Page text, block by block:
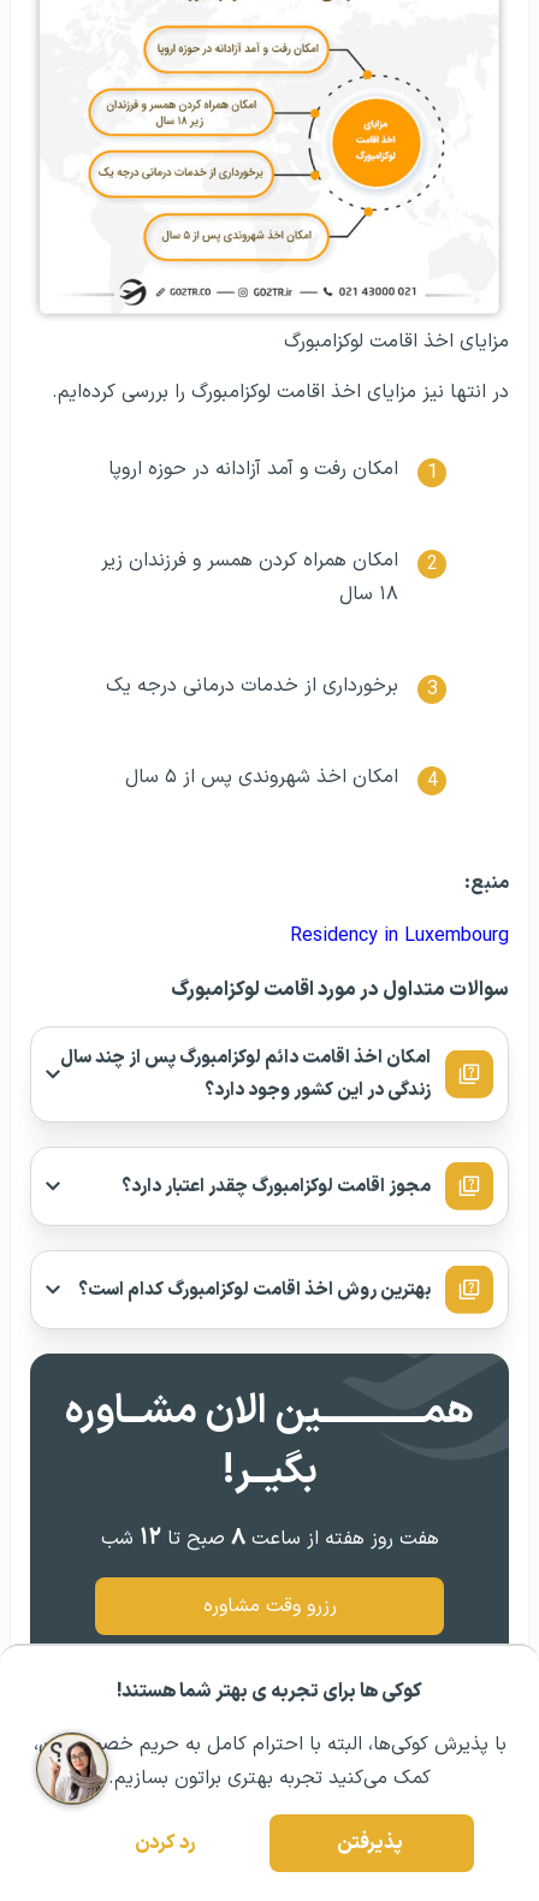
کوکی ها برای تجربه ی بهتر شما هستند!
با پذیرش کوکی‌ها، البته با احترام کامل به حریم خصوصیتون،
کمک می‌کنید تجربه بهتری براتون بسازیم.
پذیرفتن رد کردن
مشــاوره اولیه رایگان: ۰۲۱ ۴۳۰۰۰ ۰۲۱ رزرو مشاوره تخصصی
مزایای اخذ اقامت لوکزامبورگ
در انتها نیز مزایای اخذ اقامت لوکزامبورگ را بررسی کرده‌ایم.
امکان رفت و آمد آزادانه در حوزه اروپا
امکان همراه کردن همسر و فرزندان زیر
۱۸ سال
برخورداری از خدمات درمانی درجه یک
امکان اخذ شهروندی پس از ۵ سال
منبع:
Residency in Luxembourg
سوالات متداول در مورد اقامت لوکزامبورگ
امکان اخذ اقامت دائم لوکزامبورگ پس از چند سال
زندگی در این کشور وجود دارد؟
مجوز اقامت لوکزامبورگ چقدر اعتبار دارد؟
بهترین روش اخذ اقامت لوکزامبورگ کدام است؟
همــــــــــــین الان مشــاوره
بگیــر!
هفت روز هفته از ساعت۸ صبح تا۱۲ شب
رزرو وقت مشاوره
به قلمپرنیا فرجی
سایت GO2TR و ۴ سال سابقه کار با
این مجموعه و در کنار تیم سایت رو